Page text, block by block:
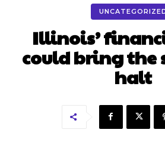
Illinois’
could bring the
halt